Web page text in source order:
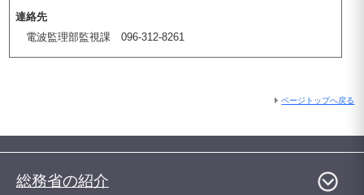
連絡先
電波監理部監視課 096-312-8261
ページトップへ戻る
総務省の紹介